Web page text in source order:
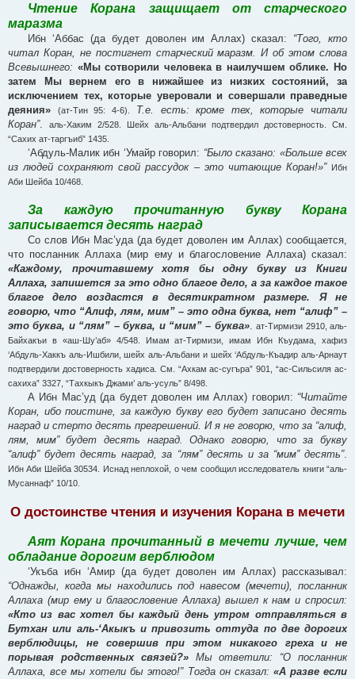
Чтение Корана защищает от старческого
маразма
Ибн ‘Аббас (да будет доволен им Аллах) сказал: “Того, кто
читал Коран, не постигнет старческий маразм. И об этом слова
Всевышнего: «Мы сотворили человека в наилучшем облике. Но
затем Мы вернем его в нижайшее из низких состояний, за
исключением тех, которые уверовали и совершали праведные
деяния»
(ат-Тин 95: 4-6).
Т.е. есть: кроме тех, которые читали
Коран”.
аль-Хаким 2/528. Шейх аль-Альбани подтвердил достоверность. См.
“Сахих ат-таргъиб” 1435.
‘Абдуль-Малик ибн ‘Умайр говорил: “Было сказано: «Больше всех
из людей сохраняют свой рассудок – это читающие Коран!»” Ибн
Аби Шейба 10/468.
За каждую прочитанную букву Корана
записывается десять наград
Со слов Ибн Мас’уда (да будет доволен им Аллах) сообщается,
что посланник Аллаха (мир ему и благословение Аллаха) сказал:
«Каждому, прочитавшему хотя бы одну букву из Книги
Аллаха, запишется за это одно благое дело, а за каждое такое
благое дело воздастся в десятикратном размере. Я не
говорю, что “Алиф, лям, мим” – это одна буква, нет “алиф” –
это буква, и “лям” – буква, и “мим” – буква».ат-Тирмизи 2910, аль-
Байхакъи в «аш-Шу’аб» 4/548. Имам ат-Тирмизи, имам Ибн Къудама, хафиз
‘Абдуль-Хаккъ аль-Ишбили, шейх аль-Альбани и шейх ‘Абдуль-Къадир аль-Арнаут
подтвердили достоверность хадиса. См. “Ахкам ас-сугъра” 901, “ас-Сильсиля ас-
сахиха” 3327, “Тахкыкъ Джами’ аль-усуль” 8/498.
А Ибн Мас’уд (да будет доволен им Аллах) говорил: “Читайте
Коран, ибо поистине, за каждую букву его будет записано десять
наград и стерто десять прегрешений. И я не говорю, что за “алиф,
лям, мим” будет десять наград. Однако говорю, что за букву
“алиф” будет десять наград, за “лям” десять и за “мим” десять”.
Ибн Аби Шейба 30534. Иснад неплохой, о чем сообщил исследователь книги “аль-
Мусаннаф” 10/10.
О достоинстве чтения и изучения Корана в мечети
Аят Корана прочитанный в мечети лучше, чем
обладание дорогим верблюдом
‘Укъба ибн ‘Амир (да будет доволен им Аллах) рассказывал:
“Однажды, когда мы находились под навесом (мечети), посланник
Аллаха (мир ему и благословение Аллаха) вышел к нам и спросил:
«Кто из вас хотел бы каждый день утром отправляться в
Бутхан или аль-‘Акыкъ и привозить оттуда по две дорогих
верблюдицы, не совершив при этом никакого греха и не
порывая родственных связей?»Мы ответили: “О посланник
Аллаха, все мы хотели бы этого!” Тогда он сказал: «А разве если